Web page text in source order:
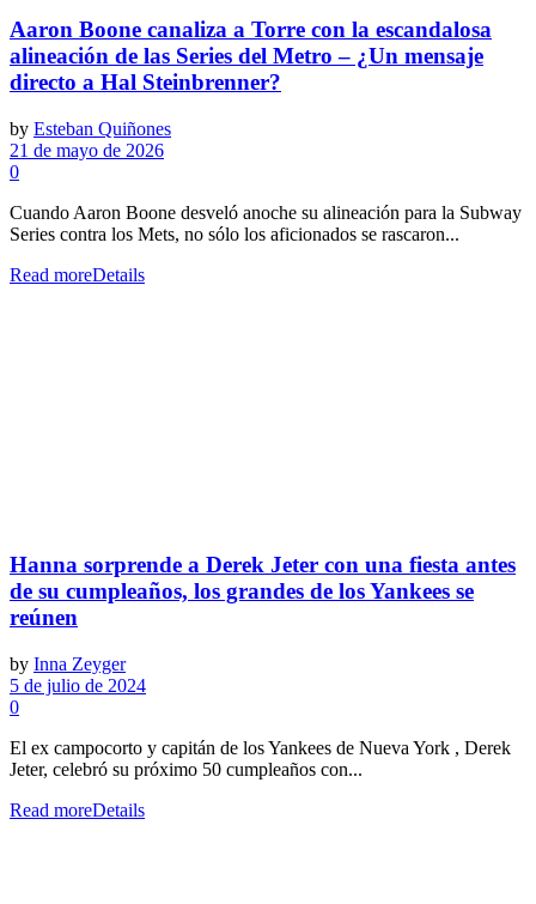
Aaron Boone canaliza a Torre con la escandalosa
alineación de las Series del Metro – ¿Un mensaje
directo a Hal Steinbrenner?
by Esteban Quiñones
21 de mayo de 2026
0
Cuando Aaron Boone desveló anoche su alineación para la Subway
Series contra los Mets, no sólo los aficionados se rascaron...
Read moreDetails
Hanna sorprende a Derek Jeter con una fiesta antes
de su cumpleaños, los grandes de los Yankees se
reúnen
by Inna Zeyger
5 de julio de 2024
0
El ex campocorto y capitán de los Yankees de Nueva York , Derek
Jeter, celebró su próximo 50 cumpleaños con...
Read moreDetails